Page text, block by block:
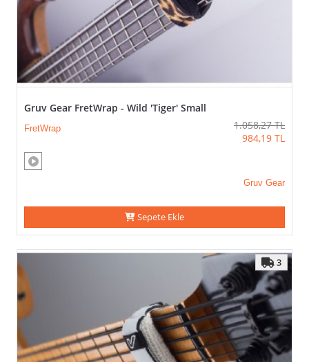
Gruv Gear FretWrap - Wild 'Tiger' Small
FretWrap 1.058,27 TL
984,19 TL
Gruv Gear
Sepete Ekle
3